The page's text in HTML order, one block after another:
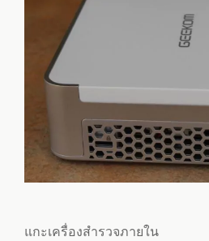
แกะเครื่องสำรวจภายใน